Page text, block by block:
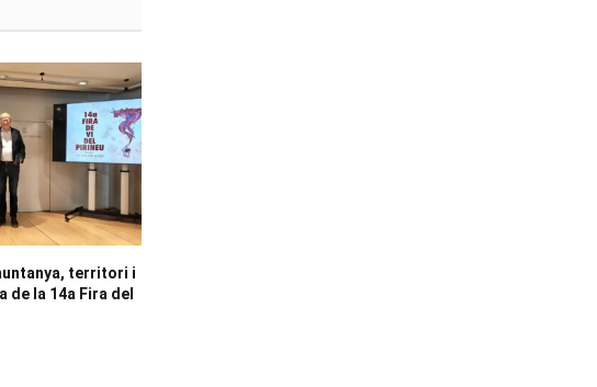
territori i
la 14a Fira del